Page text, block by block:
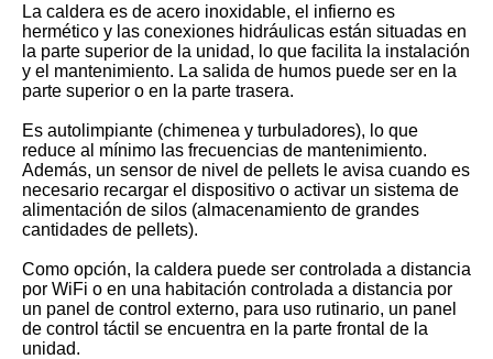
La caldera es de acero inoxidable, el infierno es
hermético y las conexiones hidráulicas están situadas en
la parte superior de la unidad, lo que facilita la instalación
y el mantenimiento. La salida de humos puede ser en la
parte superior o en la parte trasera.
Es autolimpiante (chimenea y turbuladores), lo que
reduce al mínimo las frecuencias de mantenimiento.
Además, un sensor de nivel de pellets le avisa cuando es
necesario recargar el dispositivo o activar un sistema de
alimentación de silos (almacenamiento de grandes
cantidades de pellets).
Como opción, la caldera puede ser controlada a distancia
por WiFi o en una habitación controlada a distancia por
un panel de control externo, para uso rutinario, un panel
de control táctil se encuentra en la parte frontal de la
unidad.